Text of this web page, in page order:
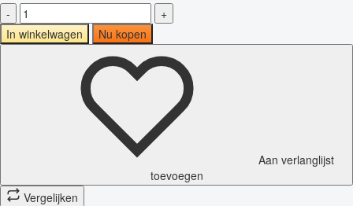
-
+
In winkelwagen
Nu kopen
Aan verlanglijst
toevoegen
Vergelijken